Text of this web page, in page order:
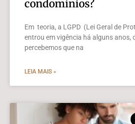
condomínios?
Em teoria, a LGPD (Lei Geral de
entrou em vigência há alguns anos,
percebemos que na
LEIA MAIS »